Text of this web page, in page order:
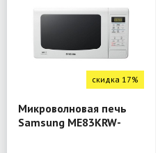
скидка 17%
Микроволновая печь
Samsung ME83KRW-